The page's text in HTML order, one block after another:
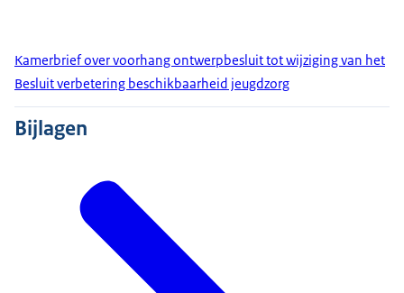
Kamerbrief over voorhang ontwerpbesluit tot wijziging van het
Besluit verbetering beschikbaarheid jeugdzorg
Bijlagen